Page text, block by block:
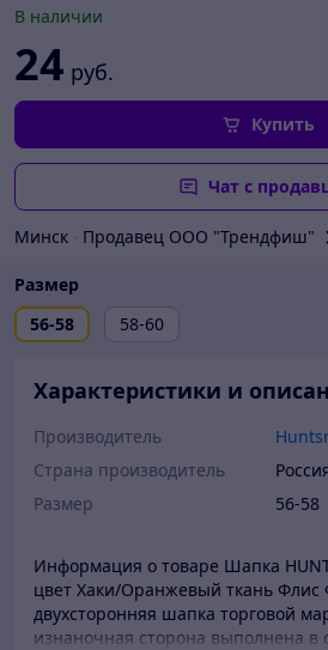
В наличии
24 руб.
Купить
Чат с
Минск Продавец ООО "Трендфиш"
Размер
56-58
58-60
Характеристики и
Производитель
Страна производитель
Размер
56-58
Информация о товаре Шапка
цвет Хаки/Оранжевый ткань Флис
двухсторонняя шапка торговой
изнаночная сторона выполнена в